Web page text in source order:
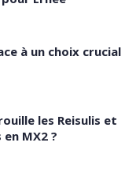
à un choix crucial
les Reisulis et
MX2 ?